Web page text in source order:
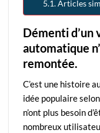
Articles
Démenti d’un
automatique
remontée.
C’est une histoire
idée populaire
n’ont plus besoin
nombreux